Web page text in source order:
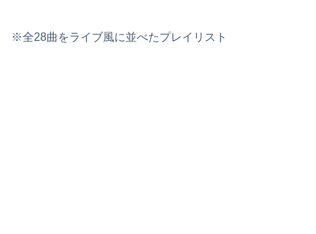
※全28曲をライブ風に並べたプレイリスト